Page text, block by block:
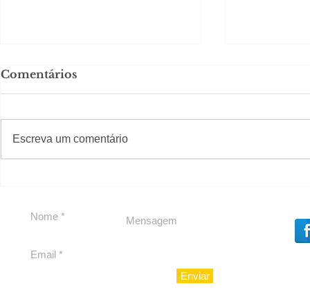
para São Paulo
Comentários
Escreva um comentário
#Sugestões
Enviar